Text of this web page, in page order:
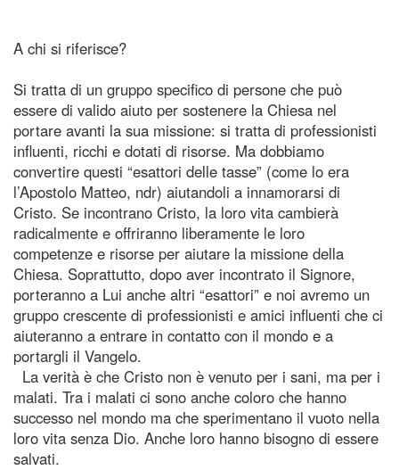
A chi si riferisce?
Si tratta di un gruppo specifico di persone che può
essere di valido aiuto per sostenere la Chiesa nel
portare avanti la sua missione: si tratta di professionisti
influenti, ricchi e dotati di risorse. Ma dobbiamo
convertire questi “esattori delle tasse” (come lo era
l’Apostolo Matteo, ndr) aiutandoli a innamorarsi di
Cristo. Se incontrano Cristo, la loro vita cambierà
radicalmente e offriranno liberamente le loro
competenze e risorse per aiutare la missione della
Chiesa. Soprattutto, dopo aver incontrato il Signore,
porteranno a Lui anche altri “esattori” e noi avremo un
gruppo crescente di professionisti e amici influenti che ci
aiuteranno a entrare in contatto con il mondo e a
portargli il Vangelo.
La verità è che Cristo non è venuto per i sani, ma per i
malati. Tra i malati ci sono anche coloro che hanno
successo nel mondo ma che sperimentano il vuoto nella
loro vita senza Dio. Anche loro hanno bisogno di essere
salvati.